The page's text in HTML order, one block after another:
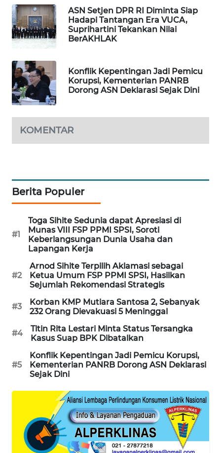
ASN Setjen DPR RI Diminta Siap
Hadapi Tantangan Era VUCA,
Suprihartini Tekankan Nilai
BerAKHLAK
Konflik Kepentingan Jadi Pemicu
Korupsi, Kementerian PANRB
Dorong ASN Deklarasi Sejak Dini
KOMENTAR
Berita Populer
#1
Toga Sihite Sedunia dapat Apresiasi di
Munas VIII FSP PPMI SPSI, Soroti
Keberlangsungan Dunia Usaha dan
Lapangan Kerja
#2
Arnod Sihite Terpilih Aklamasi sebagai
Ketua Umum FSP PPMI SPSI, Hasilkan
Sejumlah Rekomendasi Strategis
#3
Korban KMP Mutiara Santosa 2, Sebanyak
232 Orang Dievakuasi 5 Meninggal
#4
Titin Rita Lestari Minta Status Tersangka
Kasus Suap BPK Dibatalkan
#5
Konflik Kepentingan Jadi Pemicu Korupsi,
Kementerian PANRB Dorong ASN Deklarasi
Sejak Dini
WAHANA
OTOMOTIF
WAHANA
HEALTH
WAHANA
DESA
WISATA
LAPAK
Wahana
Network
LISTRIK
MASYARAKAT
KELISTRIKAN
WALINKI
ID
MAWAKA
ID
MARTABAT
NET
MKLI